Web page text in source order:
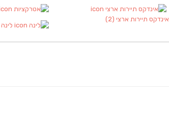
אינדקס תיירות ארצי (2)
לינה